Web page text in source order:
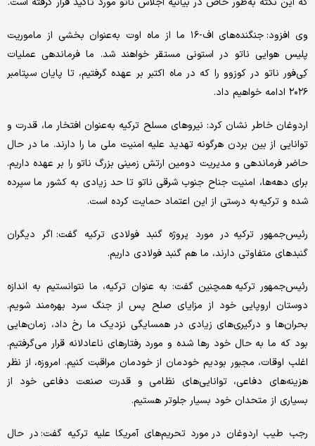
وی افزود: جنگنده‌های اف-۱۶ ما از ماه اوت به‌عنوان بخشی از ماموریت
پلیس هوایی ناتو در استونی مستقر خواهند شد. ما فرماندهی عملیات
کِی‌فور ناتو در کوزوو را که در ماه اکتبر بر عهده گرفتیم، تا پایان سپتامبر
۲۰۲۶ ادامه خواهیم داد.
اردوغان خاطر نشان کرد: نیروهای مسلح ترکیه به‌عنوان افتخار ما، قدرت و
توانایی از بین بردن هرگونه تهدید علیه امنیت ملی ما را دارند. ما در حال
حاضر فرماندهی و مدیریت دومین ارتش زمینی بزرگ ناتو را بر عهده داریم.
برای دهه‌ها، امنیت جناح جنوب شرقی ناتو تا حد زیادی به کشور ما سپرده
شده و ترکیه به درستی از این اعتماد حمایت کرده است.
رئیس‌جمهور ترکیه در مورد پروژه گنبد فولادی ترکیه گفت: اگر دیگران
گنبدهای متفاوتی دارند، ما هم گنبد فولادی داریم.
رئیس‌جمهور ترکیه همچنین گفت: به عنوان ترکیه، ما نتوانستیم به اندازه
دوستان اروپایی خود از مزایای صلح پس از جنگ سرد بهره‌مند شویم.
بحران‌ها و درگیری‌های زیادی در همسایگی نزدیک ما رخ داد، زمان‌هایی
بود که ما به حال خود رها شده و مورد رفتارهای ناعادلانه قرار می‌گرفتیم.
اغلب اوقات، مجبور بودیم خودمان از خودمان مراقبت کنیم. امروزه، از نظر
هزینه‌های دفاعی، توانایی‌های نظامی و قدرت صنعت دفاعی خود از
بسیاری از متحدان خود بسیار جلوتر هستیم.
رجب طیب اردوغان در مورد تحریم‌های آمریکا علیه ترکیه گفت: در حال